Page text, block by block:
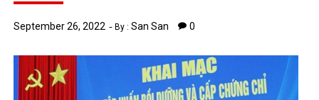
September 26, 2022 By :San San 0